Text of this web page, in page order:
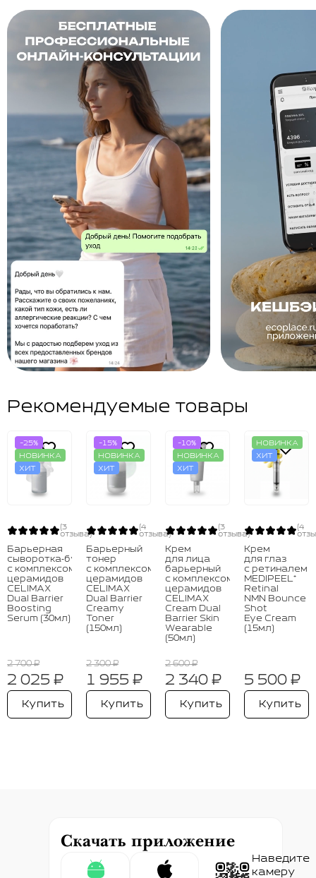
Рекомендуемые товары
-25%
НОВИНКА
ХИТ
(3
отзыва)
Барьерная
сыворотка‑бустер
с комплексом
церамидов
CELIMAX
Dual Barrier
Boosting
Serum (30мл)
2 700 ₽
2 025 ₽
Купить
-15%
НОВИНКА
ХИТ
(4
отзыва)
Барьерный
тонер
с комплексом
церамидов
CELIMAX
Dual Barrier
Creamy
Toner
(150мл)
2 300 ₽
1 955 ₽
Купить
-10%
НОВИНКА
ХИТ
(3
отзыва)
Крем
для лица
барьерный
с комплексом
церамидов
CELIMAX
Cream Dual
Barrier Skin
Wearable
(50мл)
2 600 ₽
2 340 ₽
Купить
НОВИНКА
ХИТ
(4
Крем
для глаз
с ретиналем
MEDIPEEL⁺
Retinal
NMN Bounce
Shot
Eye Cream
(15мл)
5 500 ₽
Купить
Скачать приложение
Наведите
камеру